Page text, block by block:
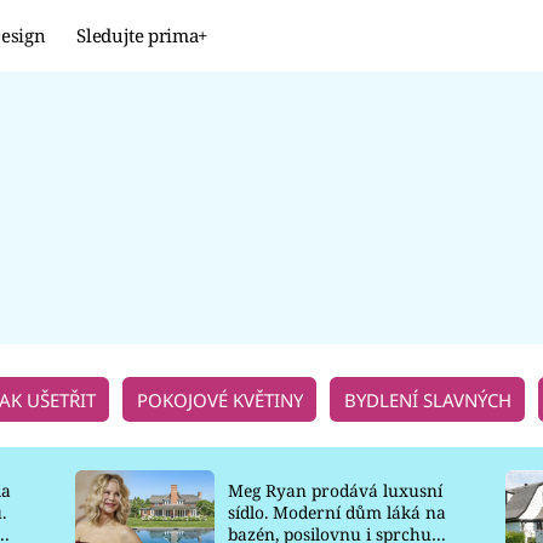
Sledujte prima+
UŠETŘIT POKOJOVÉ KVĚTINY BYDLENÍ SLAVNÝCH
Meg Ryan prodává luxusní
sídlo. Moderní dům láká na
bazén, posilovnu i sprchu